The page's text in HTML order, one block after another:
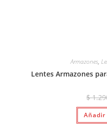
Armazones,
Lentes Armazones
$